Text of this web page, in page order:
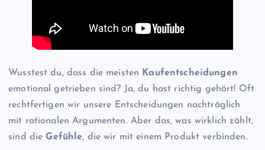
Wusstest du, dass die meisten
Kaufentscheidungen
emotional getrieben sind? Ja, du hast richtig gehört! Oft
rechtfertigen wir unsere Entscheidungen nachträglich
mit rationalen Argumenten. Aber das, was wirklich zählt,
sind dieGefühle, die wir mit einem Produkt verbinden.